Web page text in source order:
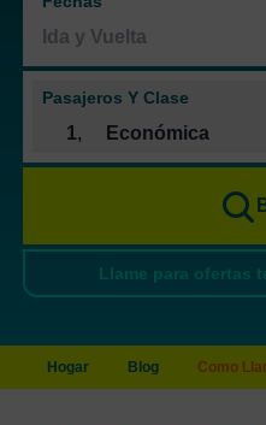
Pasajeros Y Clase
1, Económica
Llame para ofertas
Hogar Blog Como